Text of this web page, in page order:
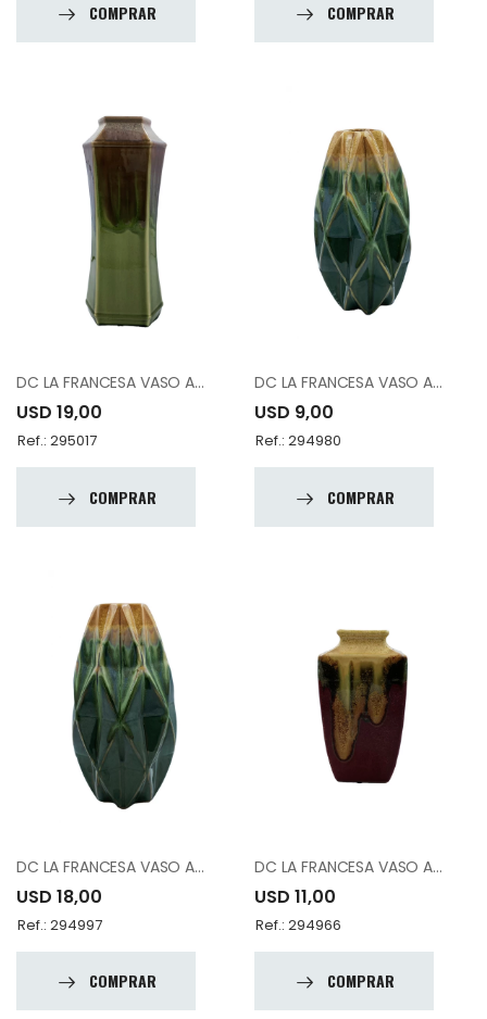
COMPRAR COMPRAR
DC LA FRANCESA VASO A83273-C1017-A13.5
USD 19,00
Ref.: 295017
COMPRAR
DC LA FRANCESA VASO A83776-K1537-A10
USD 9,00
Ref.: 294980
COMPRAR
DC LA FRANCESA VASO A83776-K1537-A12
USD 18,00
Ref.: 294997
COMPRAR
DC LA FRANCESA VASO A83783-K891-A10
USD 11,00
Ref.: 294966
COMPRAR